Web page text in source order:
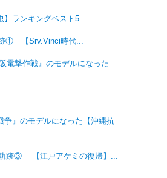
】ランキングベスト5...
① 【Srv.Vinci時代...
電撃作戦』のモデルになった
争』のモデルになった【沖縄抗
跡③ 【江戸アケミの復帰】...